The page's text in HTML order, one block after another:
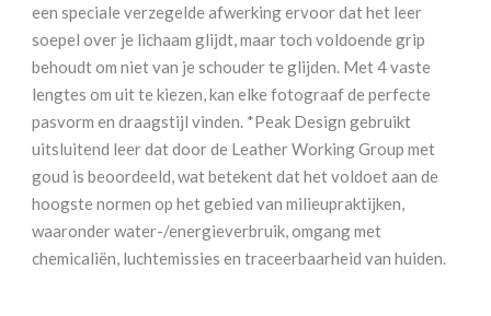
een speciale verzegelde afwerking ervoor dat het leer
soepel over je lichaam glijdt, maar toch voldoende grip
behoudt om niet van je schouder te glijden. Met 4 vaste
lengtes om uit te kiezen, kan elke fotograaf de perfecte
pasvorm en draagstijl vinden. *Peak Design gebruikt
uitsluitend leer dat door de Leather Working Group met
goud is beoordeeld, wat betekent dat het voldoet aan de
hoogste normen op het gebied van milieupraktijken,
waaronder water-/energieverbruik, omgang met
chemicaliën, luchtemissies en traceerbaarheid van huiden.